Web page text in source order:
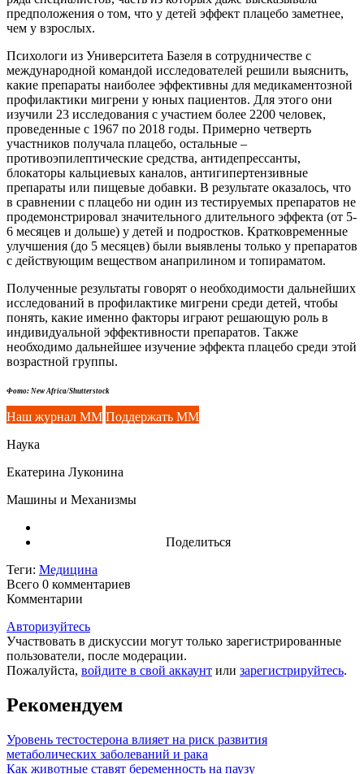
предположения о том, что у детей эффект плацебо заметнее,
чем у взрослых.
Психологи из Университета Базеля в сотрудничестве с
международной командой исследователей решили выяснить,
какие препараты наиболее эффективны для медикаментозной
профилактики мигрени у юных пациентов. Для этого они
изучили 23 исследования с участием более 2200 человек,
проведенные с 1967 по 2018 годы. Примерно четверть
участников получала плацебо, остальные –
противоэпилептические средства, антидепрессанты,
блокаторы кальциевых каналов, антигипертензивные
препараты или пищевые добавки. В результате оказалось, что
в сравнении с плацебо ни один из тестируемых препаратов не
продемонстрировал значительного длительного эффекта (от 5-
6 месяцев и дольше) у детей и подростков. Кратковременные
улучшения (до 5 месяцев) были выявлены только у препаратов
с действующим веществом анаприлином и топираматом.
Полученные результаты говорят о необходимости дальнейших
исследований в профилактике мигрени среди детей, чтобы
понять, какие именно факторы играют решающую роль в
индивидуальной эффективности препаратов. Также
необходимо дальнейшее изучение эффекта плацебо среди этой
возрастной группы.
Фото: New Africa/Shutterstock
Наш журнал ММ Поддержать ММ
Наука
Екатерина Луконина
Машины и Механизмы
Поделиться
Теги: Медицина
Всего 0 комментариев
Комментарии
Авторизуйтесь
Участвовать в дискуссии могут только зарегистрированные
пользователи, после модерации.
Пожалуйста, войдите в свой аккаунт или зарегистрируйтесь.
Рекомендуем
Уровень тестостерона влияет на риск развития
метаболических заболеваний и рака
Как животные ставят беременность на паузу